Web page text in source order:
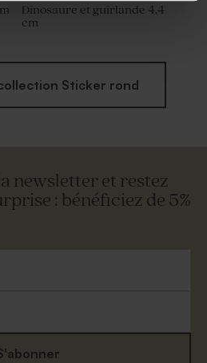
Dinosaure et guirlande 4,4
cm
Sticker rond
newsletter et restez
: bénéficiez de 5%